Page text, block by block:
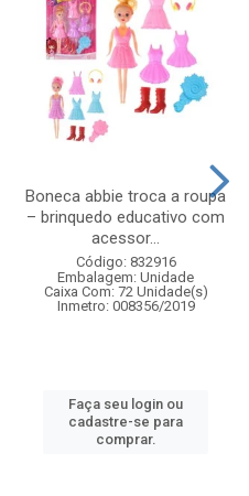
Boneca abbie troca a roupa
– brinquedo educativo com
acessor...
Código: 832916
Embalagem: Unidade
Caixa Com: 72 Unidade(s)
Inmetro: 008356/2019
Faça seu login ou
cadastre-se para
comprar.